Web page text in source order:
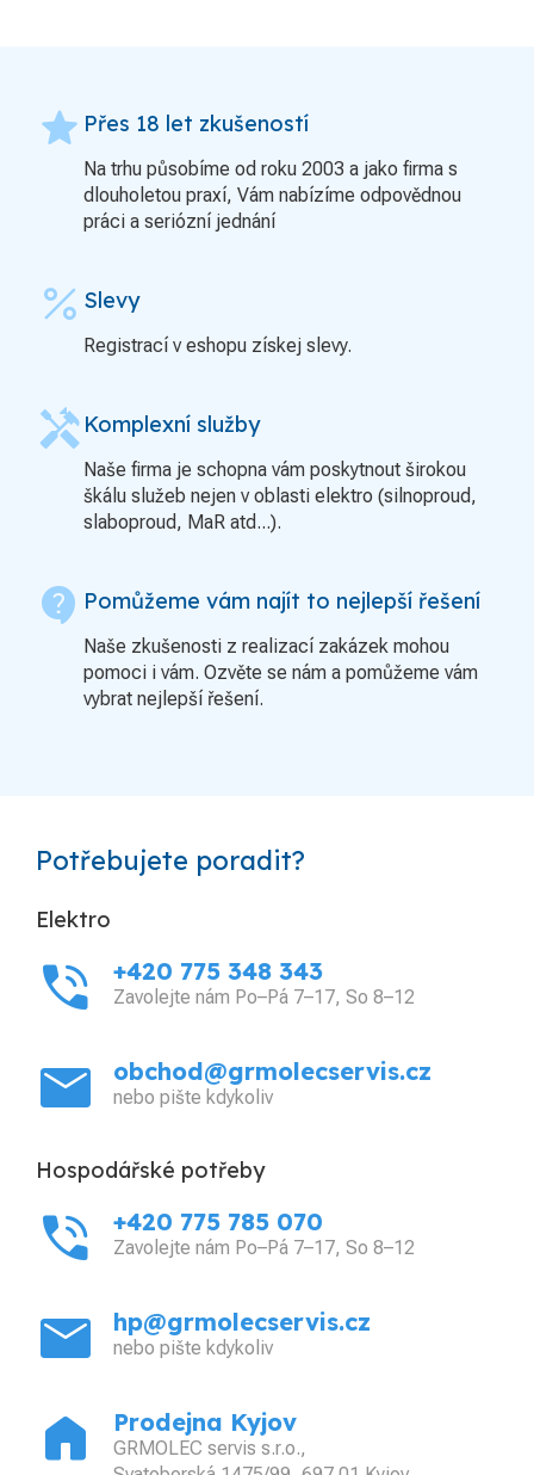
grade Přes 18 let zkušeností
Na trhu působíme od roku 2003 a jako firma s
dlouholetou praxí, Vám nabízíme odpovědnou
práci a seriózní jednání
percent Slevy
Registrací v eshopu získej slevy.
handyman Komplexní služby
Naše firma je schopna vám poskytnout širokou
škálu služeb nejen v oblasti elektro (silnoproud,
slaboproud, MaR atd...).
contact_support Pomůžeme vám najít to nejlepší řešení
Naše zkušenosti z realizací zakázek mohou
pomoci i vám. Ozvěte se nám a pomůžeme vám
vybrat nejlepší řešení.
Potřebujete poradit?
Elektro
phone_in_talk +420 775 348 343
Zavolejte nám Po–Pá 7–17, So 8–12
mail obchod@grmolecservis.cz
nebo pište kdykoliv
Hospodářské potřeby
phone_in_talk +420 775 785 070
Zavolejte nám Po–Pá 7–17, So 8–12
mail hp@grmolecservis.cz
nebo pište kdykoliv
home Prodejna Kyjov
GRMOLEC servis s.r.o.,